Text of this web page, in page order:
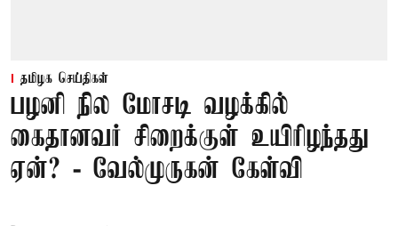
தமிழக செய்திகள்
பழனி நில மோசடி வழக்கில்
கைதானவர் சிறைக்குள் உயிரிழந்தது
ஏன்? - வேல்முருகன் கேள்வி